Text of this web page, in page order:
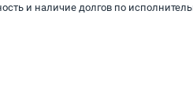
и наличие долгов по